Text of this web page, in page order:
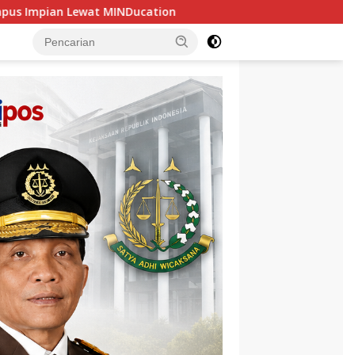
Kasus Kredit Bank Sumsel Babel, Satu Seret 3